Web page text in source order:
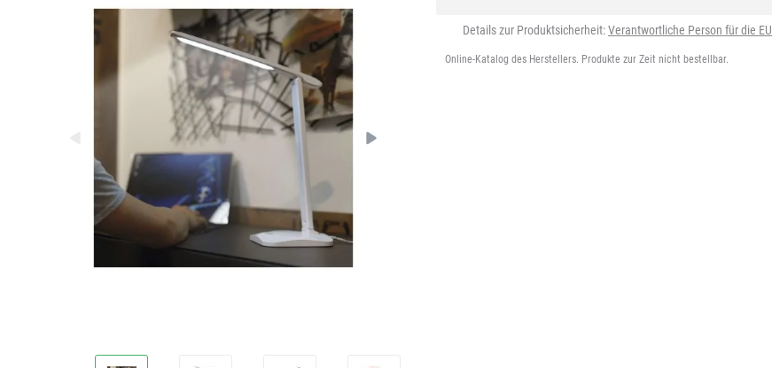
Details zur Produktsicherheit:Verantwortliche Person für die EU
Online-Katalog des Herstellers. Produkte zur Zeit nicht bestellbar.